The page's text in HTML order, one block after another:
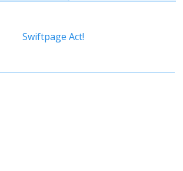
Swiftpage Act!